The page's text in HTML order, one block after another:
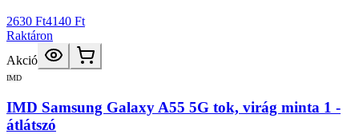
2630 Ft4140 Ft
Raktáron
Akció
IMD
IMD Samsung Galaxy A55 5G tok, virág minta 1 -
átlátszó